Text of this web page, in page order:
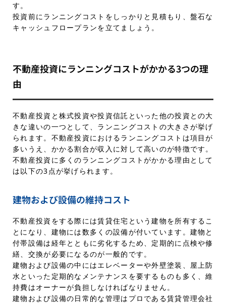
す。
投資前にランニングコストをしっかりと見積もり、盤石な
キャッシュフロープランを立てましょう。
不動産投資にランニングコストがかかる3つの理
由
不動産投資と株式投資や投資信託といった他の投資との大
きな違いの一つとして、ランニングコストの大きさが挙げ
られます。不動産投資におけるランニングコストは項目が
多いうえ、かかる割合が収入に対して高いのが特徴です。
不動産投資に多くのランニングコストがかかる理由として
は以下の3点が挙げられます。
建物および設備の維持コスト
不動産投資をする際には賃貸住宅という建物を所有するこ
とになり、建物には数多くの設備が付いています。建物と
付帯設備は経年とともに劣化するため、定期的に点検や修
繕、交換が必要になるのが一般的です。
建物および設備の中にはエレベーターや外壁塗装、屋上防
水といった定期的なメンテナンスを要するものも多く、維
持費はオーナーが負担しなければなりません。
建物および設備の日常的な管理はプロである賃貸管理会社